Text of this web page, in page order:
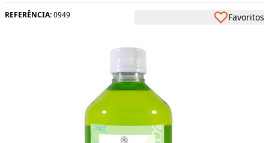
REFERÊNCIA:0949 Favoritos